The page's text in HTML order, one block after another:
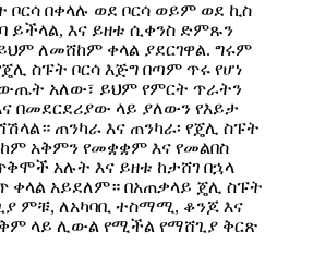
ቦርሳ በቀላሉ ወደ ቦርሳ ወይም ወደ ኪስ
ይችላል, እና ይዘቱ ሲቀንስ ድምጹን
ለመሸከም ቀላል ያደርገዋል. ግሩም
ስፑት ቦርሳ እጅግ በጣም ጥሩ የሆነ
አለው፣ ይህም የምርት ጥራትን
በመደርደሪያው ላይ ያለውን የእይታ
ጠንካራ እና ጠንካራ፡ የጄሊ ስፑት
አቅምን የመቋቋም እና የመልበስ
አሉት እና ይዘቱ ከታሸገ በኋላ
ቀላል አይደለም። በአጠቃላይ ጄሊ ስፑት
ምቹ, ለአካባቢ ተስማሚ, ቆንጆ እና
ላይ ሊውል የሚችል የማሸጊያ ቅርጽ